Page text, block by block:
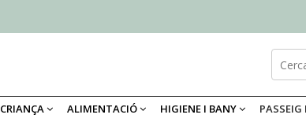
CRIANÇA ALIMENTACIÓ HIGIENE I BANY